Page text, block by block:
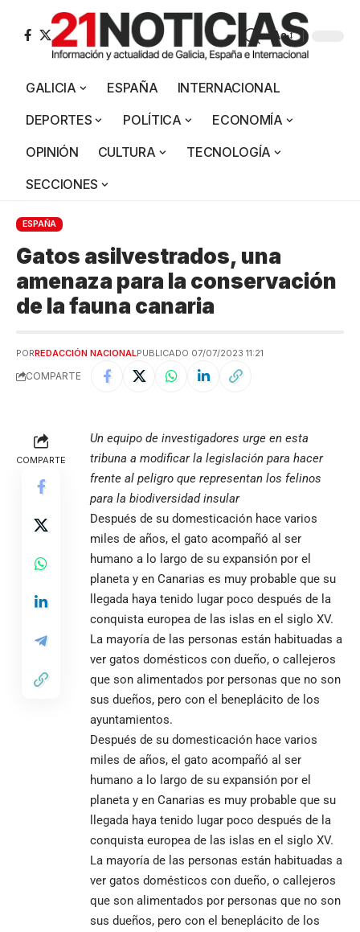
Aa
GALICIA ESPAÑA
INTERNACIONAL
DEPORTES
POLÍTICA
ECONOMÍA
OPINIÓN
CULTURA
TECNOLOGÍA
SECCIONES
ESPAÑA
Gatos asilvestrados, una
amenaza para la conservación
de la fauna canaria
PORREDACCIÓN NACIONALPUBLICADO 07/07/2023 11:21
COMPARTE
COMPARTE
Un equipo de investigadores urge en esta
tribuna a modificar la legislación para hacer
frente al peligro que representan los felinos
para la biodiversidad insular
Después de su domesticación hace varios
miles de años, el gato acompañó al ser
humano a lo largo de su expansión por el
planeta y en Canarias es muy probable que su
llegada haya tenido lugar poco después de la
conquista europea de las islas en el siglo XV.
La mayoría de las personas están habituadas a
ver gatos domésticos con dueño, o callejeros
que son alimentados por personas que no son
sus dueños, pero con el beneplácito de los
ayuntamientos.
Después de su domesticación hace varios
miles de años, el gato acompañó al ser
humano a lo largo de su expansión por el
planeta y en Canarias es muy probable que su
llegada haya tenido lugar poco después de la
conquista europea de las islas en el siglo XV.
La mayoría de las personas están habituadas a
ver gatos domésticos con dueño, o callejeros
que son alimentados por personas que no son
sus dueños, pero con el beneplácito de los